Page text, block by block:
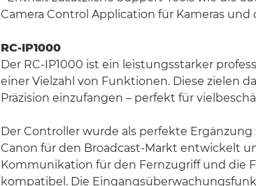
Camera Control Application für Kameras und
RC-IP1000
Der RC-IP1000 ist ein leistungsstarker
einer Vielzahl von Funktionen. Diese zielen
Präzision einzufangen – perfekt für
Der Controller wurde als perfekte
Canon für den Broadcast-Markt entwickelt
Kommunikation für den Fernzugriff und die
kompatibel. Die